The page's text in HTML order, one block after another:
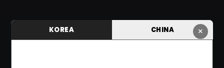
×
KOREA CHINA